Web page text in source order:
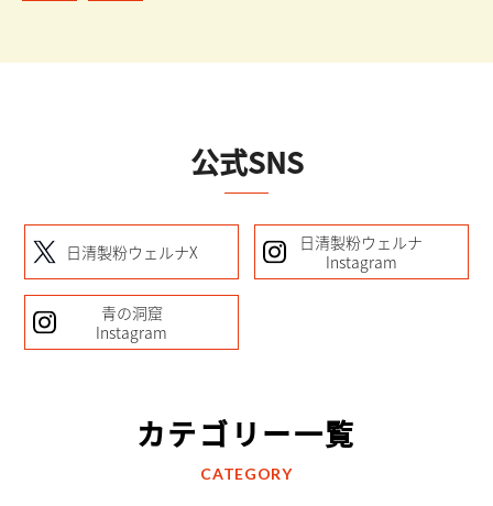
公式SNS
日清製粉ウェルナX
日清製粉ウェルナ
Instagram
青の洞窟
Instagram
カテゴリー一覧
CATEGORY